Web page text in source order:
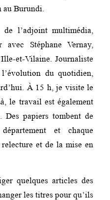
au Burundi.
de l’adjoint multimédia,
Stéphane Vernay,
et-Vilaine. Journaliste
du quotidien,
À 15 h, je visite le
le travail est également
Des papiers tombent de
et chaque
et de la mise en
quelques articles des
les titres pour qu’ils